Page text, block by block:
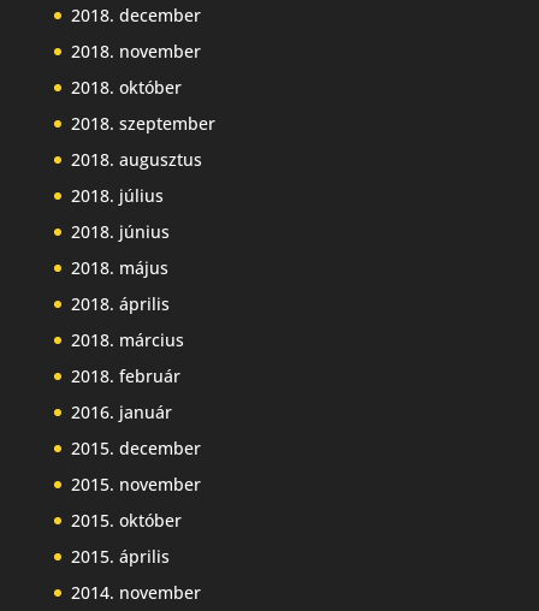
2018. december
2018. november
2018. október
2018. szeptember
2018. augusztus
2018. július
2018. június
2018. május
2018. április
2018. március
2018. február
2016. január
2015. december
2015. november
2015. október
2015. április
2014. november